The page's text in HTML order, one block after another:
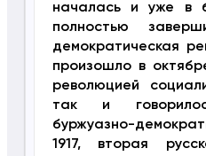
началась и уже в
полностью
демократическая
произошло в
революцией
так и
буржуазно-
1917, вторая